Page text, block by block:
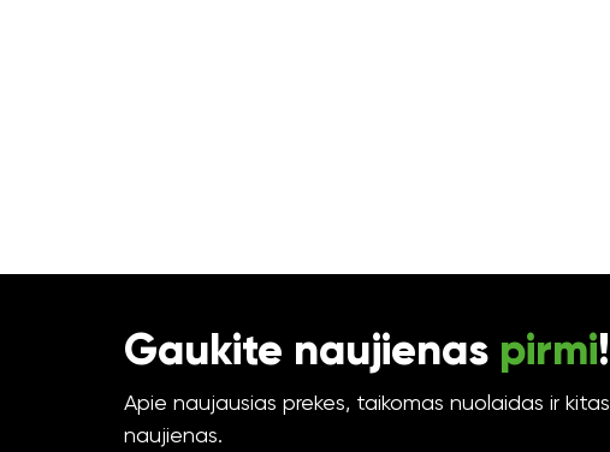
Gaukite naujienas pirmi!
Apie naujausias prekes, taikomas nuolaidas ir kitas
naujienas.